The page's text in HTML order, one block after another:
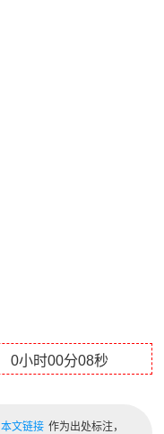
0小时00分08秒
本文链接 作为出处标注，